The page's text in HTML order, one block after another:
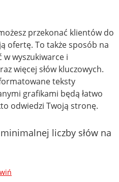
przekonać klientów do
ofertę. To także sposób na
w wyszukiwarce i
więcej słów kluczowych.
teksty
grafikami będą łatwo
odwiedzi Twoją stronę.
liczby słów na